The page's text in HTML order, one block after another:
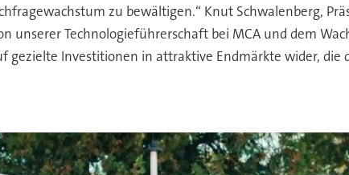
zu bewältigen.“ Knut Schwalenberg,
unserer Technologieführerschaft bei MCA und dem
gezielte Investitionen in attraktive Endmärkte wider, die